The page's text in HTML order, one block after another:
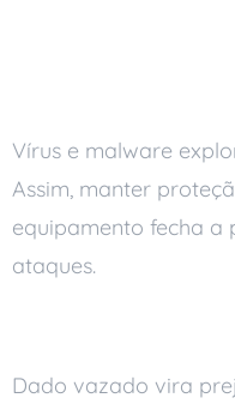
Vírus e malware
Assim, manter
equipamento fecha a
ataques.
Dado vazado vira